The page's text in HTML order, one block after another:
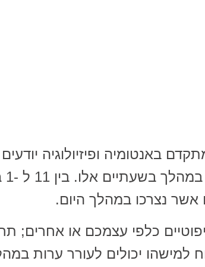
באנטומיה ופיזיולוגיה
נצרכו במהלך היום.
כלפי עצמכם או אחרים;
יכולים לעורר ערות